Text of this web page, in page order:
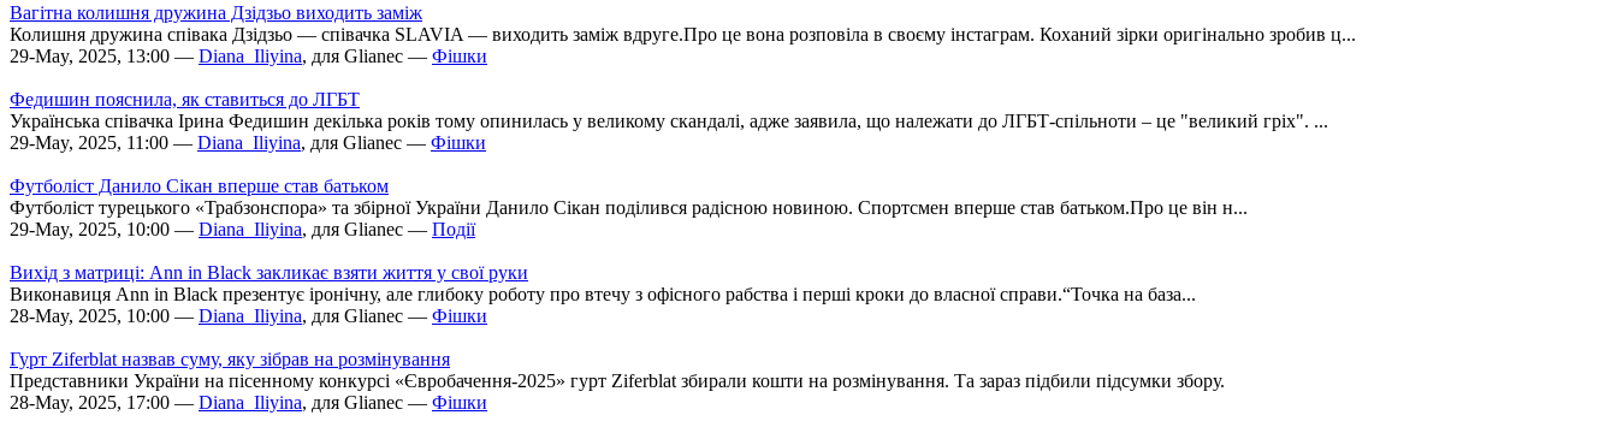
Вагітна колишня дружина Дзідзьо виходить заміж
Колишня дружина співака Дзідзьо — співачка SLAVIA — виходить заміж вдруге.Про це вона розповіла в своєму інстаграм. Коханий зірки оригінально зробив ц...
29-May, 2025, 13:00 — Diana_Iliyina, для Glianec — Фішки
Федишин пояснила, як ставиться до ЛГБТ
Українська співачка Ірина Федишин декілька років тому опинилась у великому скандалі, адже заявила, що належати до ЛГБТ-спільноти – це "великий гріх". ...
29-May, 2025, 11:00 — Diana_Iliyina, для Glianec — Фішки
Футболіст Данило Сікан вперше став батьком
Футболіст турецького «Трабзонспора» та збірної України Данило Сікан поділився радісною новиною. Спортсмен вперше став батьком.Про це він н...
29-May, 2025, 10:00 — Diana_Iliyina, для Glianec — Події
Вихід з матриці: Ann in Black закликає взяти життя у свої руки
Виконавиця Ann in Black презентує іронічну, але глибоку роботу про втечу з офісного рабства і перші кроки до власної справи.“Точка на база...
28-May, 2025, 10:00 — Diana_Iliyina, для Glianec — Фішки
Гурт Ziferblat назвав суму, яку зібрав на розмінування
Представники України на пісенному конкурсі «Євробачення-2025» гурт Ziferblat збирали кошти на розмінування. Та зараз підбили підсумки збору.
28-May, 2025, 17:00 — Diana_Iliyina, для Glianec — Фішки